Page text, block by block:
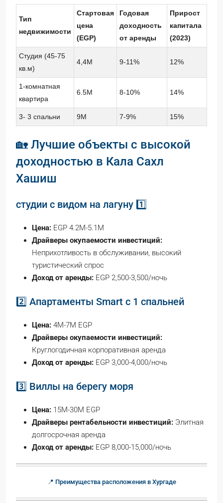
Тип
недвижимости
Стартовая
цена
(EGP)
Годовая
доходность
от аренды
Прирост
капитала
(2023)
Студия (45-75
кв.м)
4,4M 9-11% 12%
1-комнатная
квартира
6.5M 8-10% 14%
3- 3 спальни 9M 7-9% 15%
🏡 Лучшие объекты с высокой
доходностью в Кала Сахл
Хашиш
студии с видом на лагуну 1️⃣
Цена: EGP 4.2M-5.1M
Драйверы окупаемости инвестиций:
Неприхотливость в обслуживании, высокий
туристический спрос
Доход от аренды: EGP 2,500-3,500/ночь
2️⃣ Апартаменты Smart с 1 спальней
Цена: 4M-7M EGP
Драйверы окупаемости инвестиций:
Круглогодичная корпоративная аренда
Доход от аренды: EGP 3,000-4,000/ночь
3️⃣ Виллы на берегу моря
Цена: 15M-30M EGP
Драйверы рентабельности инвестиций: Элитная
долгосрочная аренда
Доход от аренды: EGP 8,000-15,000/ночь
📍 Преимущества расположения в Хургаде